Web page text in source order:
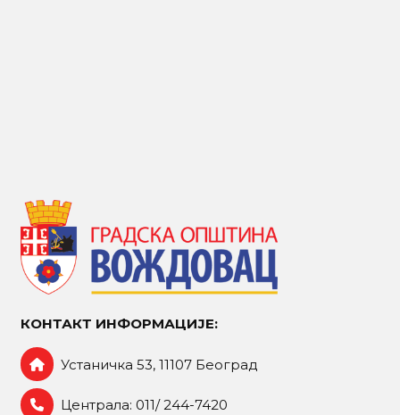
КОНТАКТ ИНФОРМАЦИЈЕ:
Устаничка 53, 11107 Београд
Централа: 011/ 244-7420